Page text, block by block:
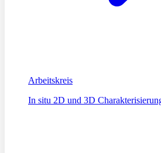
Arbeitskreis
In situ 2D und 3D